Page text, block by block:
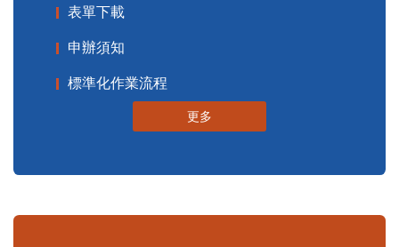
表單下載
申辦須知
標準化作業流程
更多